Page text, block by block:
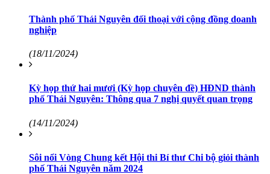
Thành phố Thái Nguyên đối thoại với cộng đồng doanh
nghiệp
(18/11/2024)
Kỳ họp thứ hai mươi (Kỳ họp chuyên đề) HĐND thành
phố Thái Nguyên: Thông qua 7 nghị quyết quan trọng
(14/11/2024)
Sôi nổi Vòng Chung kết Hội thi Bí thư Chi bộ giỏi thành
phố Thái Nguyên năm 2024